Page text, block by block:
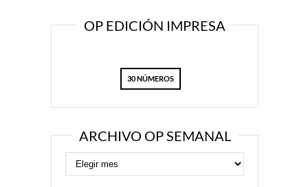
OP EDICIÓN IMPRESA
30 NÚMEROS
ARCHIVO OP SEMANAL